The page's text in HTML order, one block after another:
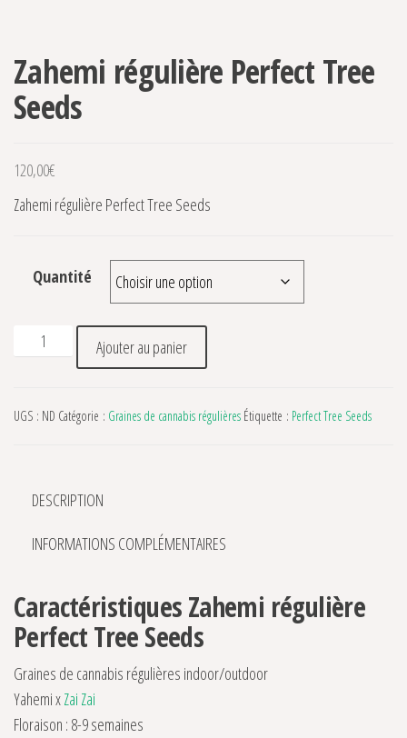
Zahemi régulière Perfect Tree
Seeds
120,00€
Zahemi régulière Perfect Tree Seeds
Quantité
quantité de Zahemi régulière Perfect Tree Seeds
Ajouter au panier
UGS : ND Catégorie : Graines de cannabis régulières Étiquette : Perfect Tree Seeds
DESCRIPTION
INFORMATIONS COMPLÉMENTAIRES
Caractéristiques Zahemi régulière
Perfect Tree Seeds
Graines de cannabis régulières indoor/outdoor
Yahemi xZai Zai
Floraison : 8-9 semaines